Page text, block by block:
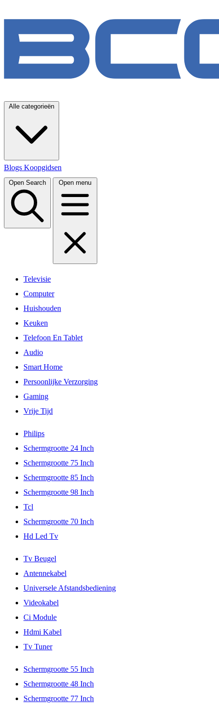
Alle categorieën
Blogs Koopgidsen
Open Search Open menu
Televisie
Computer
Huishouden
Keuken
Telefoon En Tablet
Audio
Smart Home
Persoonlijke Verzorging
Gaming
Vrije Tijd
Philips
Schermgrootte 24 Inch
Schermgrootte 75 Inch
Schermgrootte 85 Inch
Schermgrootte 98 Inch
Tcl
Schermgrootte 70 Inch
Hd Led Tv
Tv Beugel
Antennekabel
Universele Afstandsbediening
Videokabel
Ci Module
Hdmi Kabel
Tv Tuner
Schermgrootte 55 Inch
Schermgrootte 48 Inch
Schermgrootte 77 Inch